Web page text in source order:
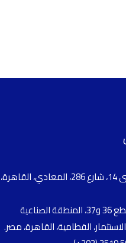
عنوان المكتب: مبنى 14، شارع 286، المعادي، القاهرة،
عنوان المصنع: القطع 36 و37، المنطقة الصناعية
القطامية، القاهرة، مصر.